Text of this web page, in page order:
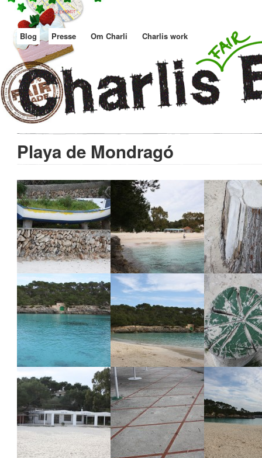
Blog Presse Om Charli Charlis work
Playa de Mondragó